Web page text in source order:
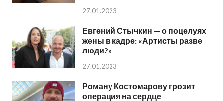
27.01.2023
Евгений Стычкин — о поцелуях
жены в кадре: «Артисты разве
люди?»
27.01.2023
Роману Костомарову грозит
операция на сердце